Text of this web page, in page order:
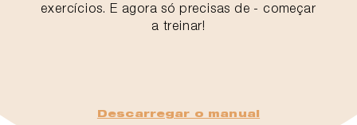
exercícios. E agora só precisas de - começar
a treinar!
Descarregar o manual